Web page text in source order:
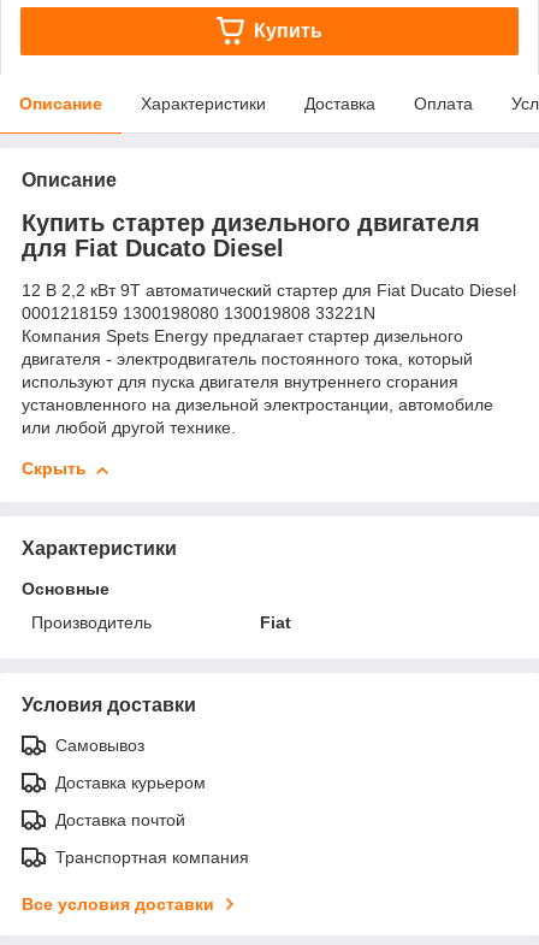
Купить
Описание Характеристики Доставка Оплата
Описание
Купить стартер дизельного двигателя
для Fiat Ducato Diesel
12 В 2,2 кВт 9T автоматический стартер для Fiat Ducato Diesel
0001218159 1300198080 130019808 33221N
Компания Spets Energy предлагает стартер дизельного
двигателя - электродвигатель постоянного тока, который
используют для пуска двигателя внутреннего сгорания
установленного на дизельной электростанции, автомобиле
или любой другой технике.
Скрыть
Характеристики
Основные
Производитель
Fiat
Условия доставки
Самовывоз
Доставка курьером
Доставка почтой
Транспортная компания
Все условия доставки